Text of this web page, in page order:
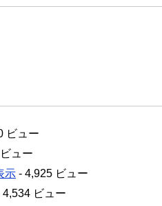
ビュー
ュー
示 - 4,925 ビュー
4,534 ビュー